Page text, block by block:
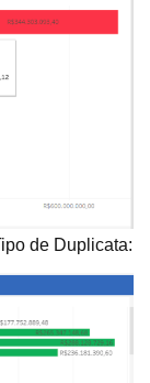
de Duplicata: